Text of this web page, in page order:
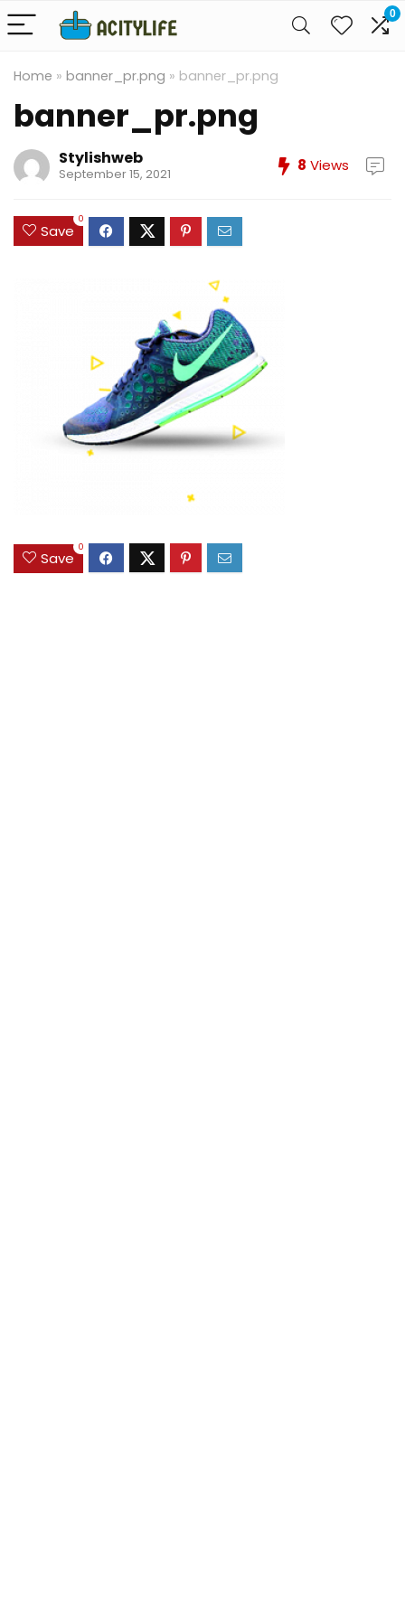
0
Home » banner_pr.png » banner_pr.png
banner_pr.png
Stylishweb
September 15, 2021 8 Views
Save
0
Save
0